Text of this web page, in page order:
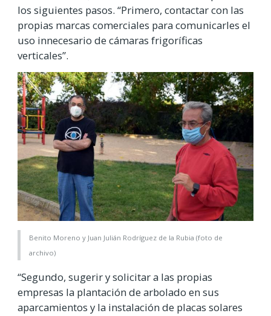
los siguientes pasos. “Primero, contactar con las
propias marcas comerciales para comunicarles el
uso innecesario de cámaras frigoríficas
verticales”.
Benito Moreno y Juan Julián Rodríguez de la Rubia (foto de
archivo)
“Segundo, sugerir y solicitar a las propias
empresas la plantación de arbolado en sus
aparcamientos y la instalación de placas solares